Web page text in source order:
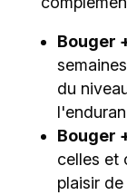
Bouger
du
Bouger
celles et
plaisir